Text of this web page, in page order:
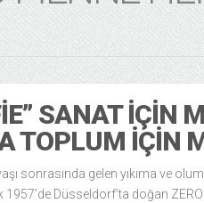
SANAT İÇIN
TOPLUM İÇIN
sonrasında gelen yıkıma ve
Düsseldorf’ta doğan ZERO